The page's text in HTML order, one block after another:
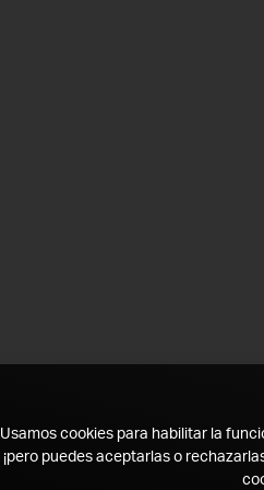
Usamos cookies para habilitar la
¡pero puedes aceptarlas o